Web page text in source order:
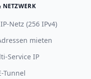
NETZWERK
Netz (256 IPv4)
mieten
Service IP
Tunnel